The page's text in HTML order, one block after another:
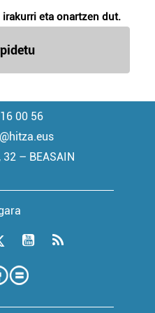
irakurri eta onartzen dut.
00 56
– BEASAIN